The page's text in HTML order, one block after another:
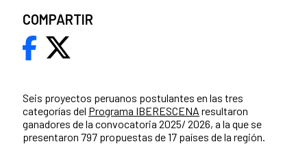
Seis proyectos peruanos postulantes en las tres
categorías del Programa IBERESCENA resultaron
ganadores de la convocatoria 2025/ 2026, a la que se
presentaron 797 propuestas de 17 países de la región.
COMPARTIR